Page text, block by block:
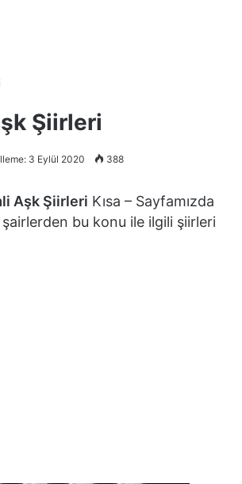
Şiirleri
3 Eylül 2020 388
Aşk Şiirleri Kısa – Sayfamızda
bu konu ile ilgili şiirleri